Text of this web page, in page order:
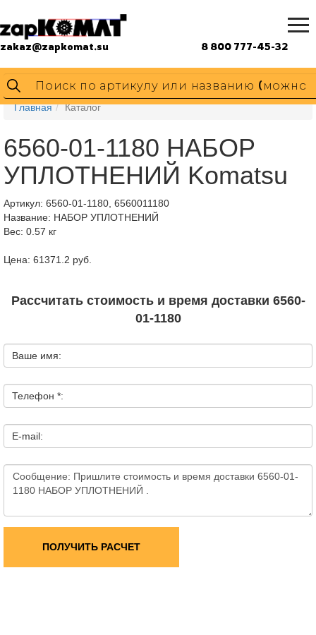
zakaz@zapkomat.su 8 800 777-45-32
Главная Каталог
6560-01-1180 НАБОР
УПЛОТНЕНИЙ Komatsu
Артикул: 6560-01-1180, 6560011180
Название: НАБОР УПЛОТНЕНИЙ
Вес: 0.57 кг
Цена: 61371.2 руб.
Рассчитать стоимость и время доставки 6560-
01-1180
Ваше имя:
Телефон *:
E-mail:
ПОЛУЧИТЬ РАСЧЕТ